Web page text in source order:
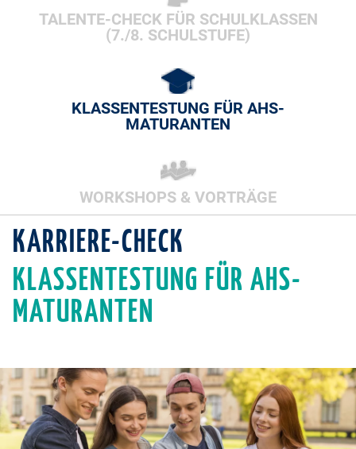
TALENTE-CHECK FÜR SCHULKLASSEN
(7./8. SCHULSTUFE)
KLASSENTESTUNG FÜR AHS-
MATURANTEN
WORKSHOPS & VORTRÄGE
KARRIERE-CHECK
KLASSENTESTUNG FÜR AHS-
MATURANTEN